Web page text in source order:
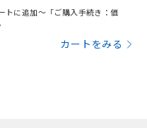
トに追加～「ご購入手続き：価
カートをみる